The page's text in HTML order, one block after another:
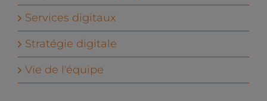
Services digitaux
Stratégie digitale
Vie de l'équipe